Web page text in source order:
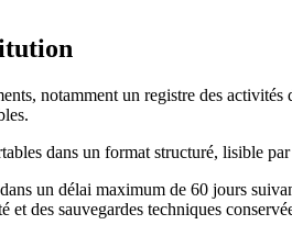
notamment un registre des
dans un format structuré, lisible
un délai maximum de 60 jours
et des sauvegardes techniques